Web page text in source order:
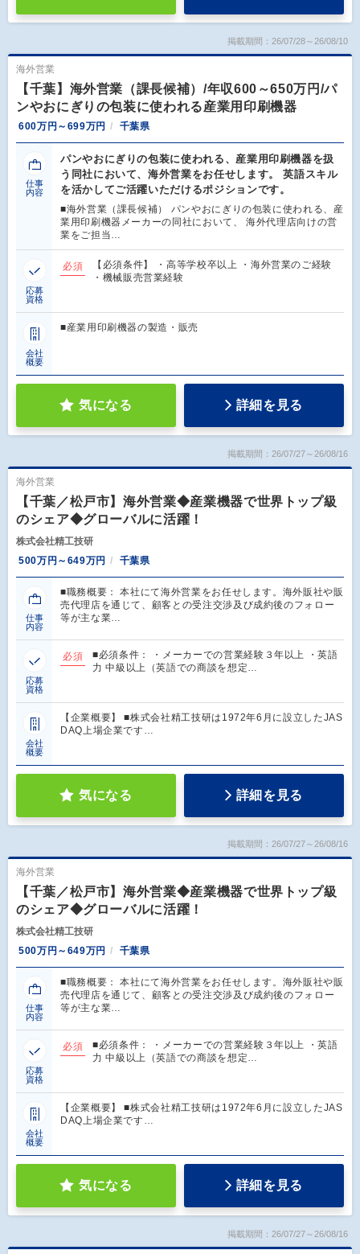
掲載期間：26/07/28～26/08/10
海外営業
【千葉】海外営業（課長候補）/年収600～650万円/パ
ンやおにぎりの包装に使われる産業用印刷機器
600万円～699万円 千葉県
仕事
内容
パンやおにぎりの包装に使われる、産業用印刷機器を扱
う同社において、海外営業をお任せします。 英語スキル
を活かしてご活躍いただけるポジションです。
■海外営業（課長候補） パンやおにぎりの包装に使われる、産
業用印刷機器メーカーの同社において、 海外代理店向けの営
業をご担当…
応募
資格
必須
【必須条件】 ・高等学校卒以上 ・海外営業のご経験
・機械販売営業経験
会社
概要
■産業用印刷機器の製造・販売
気になる 詳細を見る
掲載期間：26/07/27～26/08/16
海外営業
【千葉／松戸市】海外営業◆産業機器で世界トップ級
のシェア◆グローバルに活躍！
株式会社精工技研
500万円～649万円
千葉県
仕事
内容
■職務概要： 本社にて海外営業をお任せします。海外販社や販
売代理店を通じて、顧客との受注交渉及び成約後のフォロー
等が主な業…
応募
資格
必須
■必須条件： ・メーカーでの営業経験３年以上 ・英語
力 中級以上（英語での商談を想定…
会社
概要
【企業概要】 ■株式会社精工技研は1972年6月に設立したJAS
DAQ上場企業です…
気になる 詳細を見る
掲載期間：26/07/27～26/08/16
海外営業
【千葉／松戸市】海外営業◆産業機器で世界トップ級
のシェア◆グローバルに活躍！
株式会社精工技研
500万円～649万円
千葉県
仕事
内容
■職務概要： 本社にて海外営業をお任せします。海外販社や販
売代理店を通じて、顧客との受注交渉及び成約後のフォロー
等が主な業…
応募
資格
必須
■必須条件： ・メーカーでの営業経験３年以上 ・英語
力 中級以上（英語での商談を想定…
会社
概要
【企業概要】 ■株式会社精工技研は1972年6月に設立したJAS
DAQ上場企業です…
気になる 詳細を見る
掲載期間：26/07/27～26/08/16